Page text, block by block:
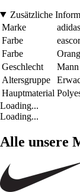
Zusätzliche
Marke
adidas
Farbe
eascor
Farbe
Geschlecht
Mann
Altersgruppe
Hauptmaterial
Loading...
Loading...
Alle unsere